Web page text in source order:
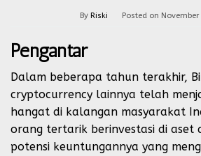
By Riski Posted on
Pengantar
Dalam beberapa tahun terakhir,
cryptocurrency lainnya telah
hangat di kalangan masyarakat
orang tertarik berinvestasi di aset
potensi keuntungannya yang